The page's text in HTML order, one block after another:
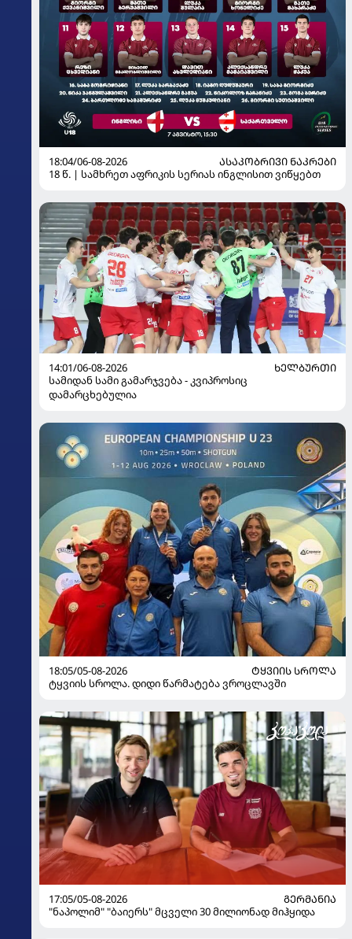
18:04/06-08-2026
ᲐᲡᲐᲙᲝᲑᲠᲘᲕᲘ ᲜᲐᲙᲠᲔᲑᲘ
18 წ. | სამხრეთ აფრიკის სერიას ინგლისით ვიწყებთ
14:01/06-08-2026
ᲮᲔᲚᲑᲣᲠᲗᲘ
სამიდან სამი გამარჯვება - კვიპროსიც
დამარცხებულია
18:05/05-08-2026
ᲢᲧᲕᲘᲘᲡ ᲡᲠᲝᲚᲐ
ტყვიის სროლა. დიდი წარმატება ვროცლავში
17:05/05-08-2026
ᲒᲔᲠᲛᲐᲜᲘᲐ
"ნაპოლიმ" "ბაიერს" მცველი 30 მილიონად მიჰყიდა